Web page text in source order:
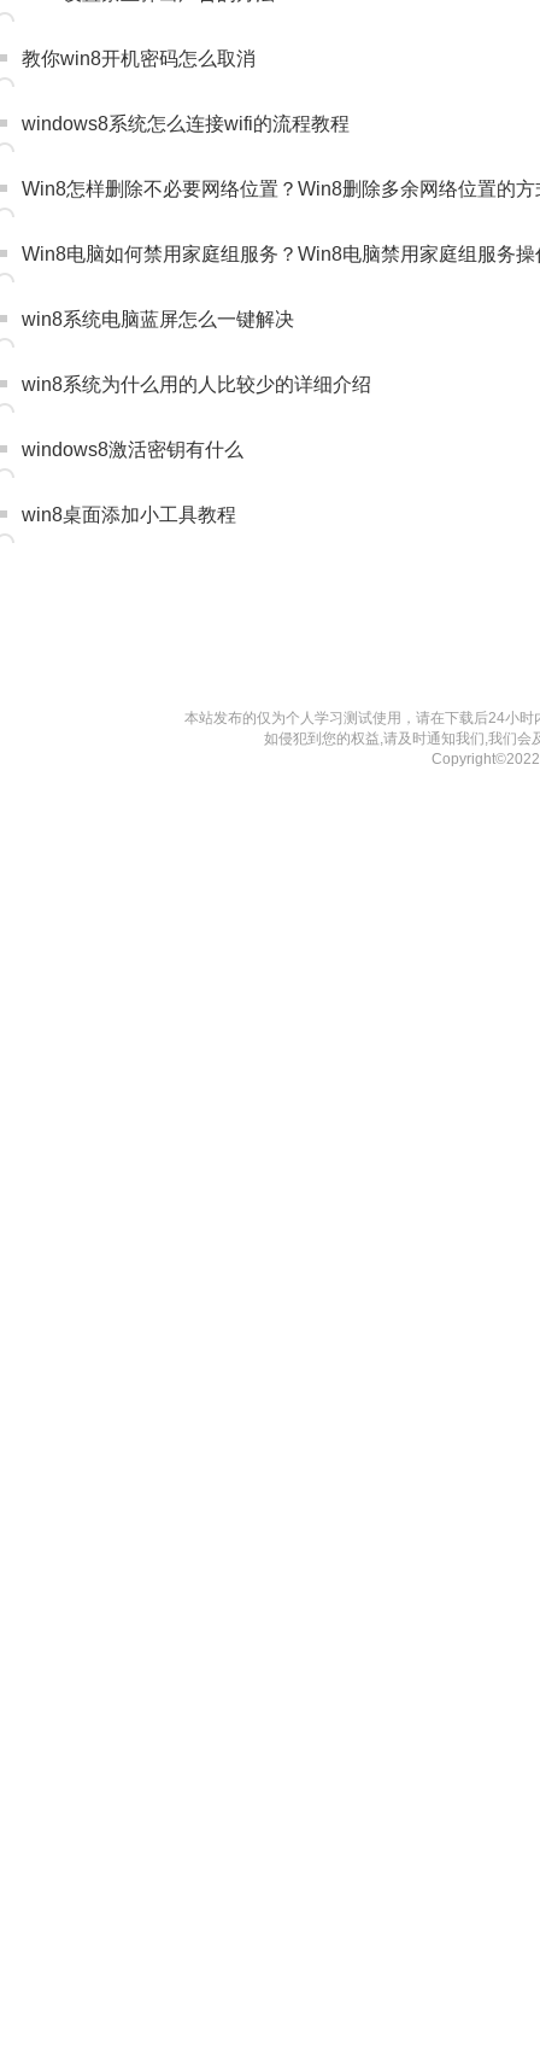
教你win8开机密码怎么取消
windows8系统怎么连接wifi的流程教程
Win8怎样删除不必要网络位置？Win8删除多余网络位置的方
Win8电脑如何禁用家庭组服务？Win8电脑禁用家庭组服务操
win8系统电脑蓝屏怎么一键解决
win8系统为什么用的人比较少的详细介绍
windows8激活密钥有什么
win8桌面添加小工具教程
本站发布的仅为个人学习测试使用，请在下载后24小
如侵犯到您的权益,请及时通知我们,我们